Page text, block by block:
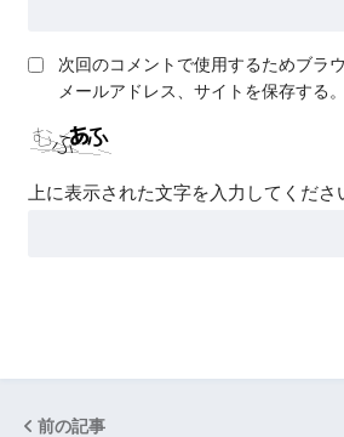
次回のコメントで使用するためブラ
メールアドレス、サイトを保存する。
上に表示された文字を入力してくださ
前の記事